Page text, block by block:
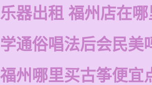
乐器出租 福州店在
学通俗唱法后会民美
福州哪里买古筝便宜